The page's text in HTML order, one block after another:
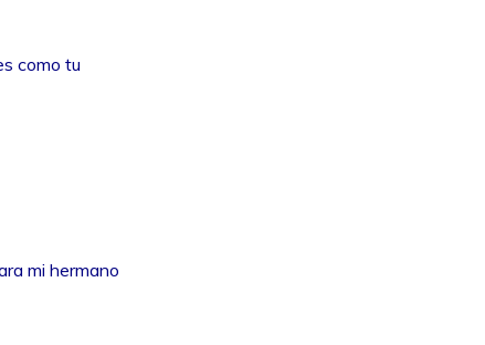
como tu
mi hermano